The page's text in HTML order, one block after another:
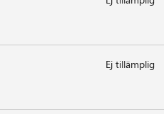
Ej tillämplig